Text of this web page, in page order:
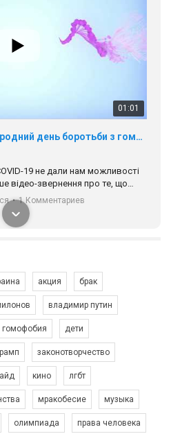
01:01
17 травня IDAHO. Міжнародний день боротьби з гомофобією трансфобією і біфобія.
19 не дали нам можливості
відео-звернення про те, що
та не можемо зустрінеться, ми
поділяє цінності рівності та
нас. Регіональні підрозділи
• 1 Комментариев
Зупинимо насильство проти ЛГБТ в Україні! Stop violence against LGBT in Ukraine!
акция брак
владимир путин
гомофобия дети
законотворчество
кино лгбт
мракобесие музыка
олимпиада права человека